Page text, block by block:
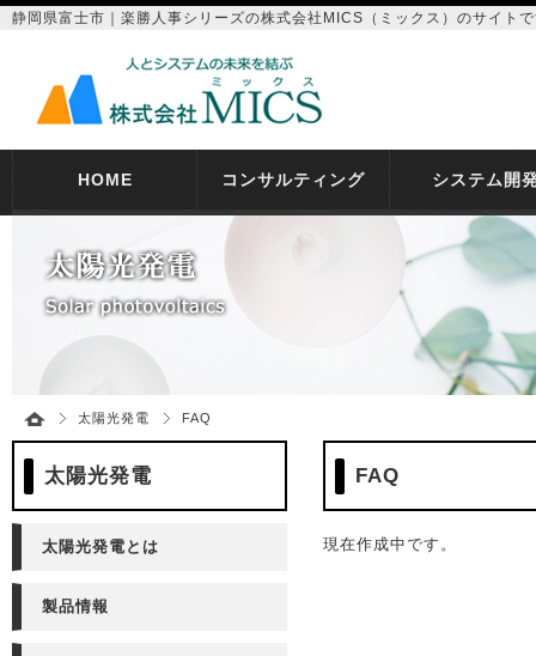
静岡県富士市｜楽勝人事シリーズの株式会社MICS（ミックス）のサイト
HOME コンサルティング システム開
太陽光発電 FAQ
FAQ
現在作成中です。
太陽光発電
太陽光発電とは
製品情報